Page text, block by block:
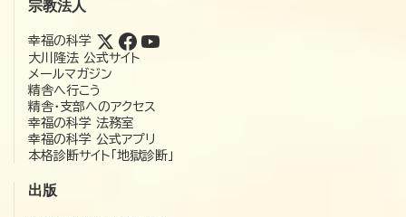
宗教法人
幸福の科学
大川隆法 公式サイト
メールマガジン
精舎へ行こう
精舎・支部へのアクセス
幸福の科学 法務室
幸福の科学 公式アプリ
本格診断サイト「地獄診断」
出版